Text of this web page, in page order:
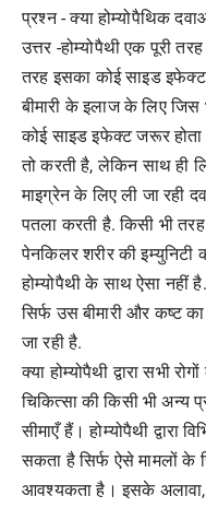
प्रश्न - क्या होम्‍योपैथिक
उत्तर -होम्‍योपैथी ए‍क पूरी
तरह इसका कोई साइड
बीमारी के इलाज के लिए
कोई साइड इफेक्‍ट जरूर
तो करती है, लेकिन साथ ही
माइग्रेन के लिए ली जा रही
पतला करती है. किसी भी
पेनकिलर शरीर की इम्‍युनिटी
होम्‍योपैथी के साथ ऐसा नहीं
सिर्फ उस बीमारी और कष्‍ट
जा रही है.
क्या होम्योपैथी द्वारा सभी
चिकित्सा की किसी भी अन्य
सीमाएँ हैं। होम्योपैथी द्वारा
सकता है सिर्फ ऐसे मामलों के
आवश्यकता है। इसके